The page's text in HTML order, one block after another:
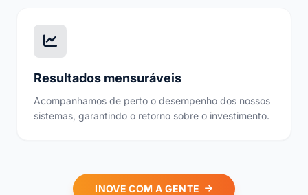
Resultados mensuráveis
Acompanhamos de perto o desempenho dos nossos
sistemas, garantindo o retorno sobre o investimento.
INOVE COM A GENTE